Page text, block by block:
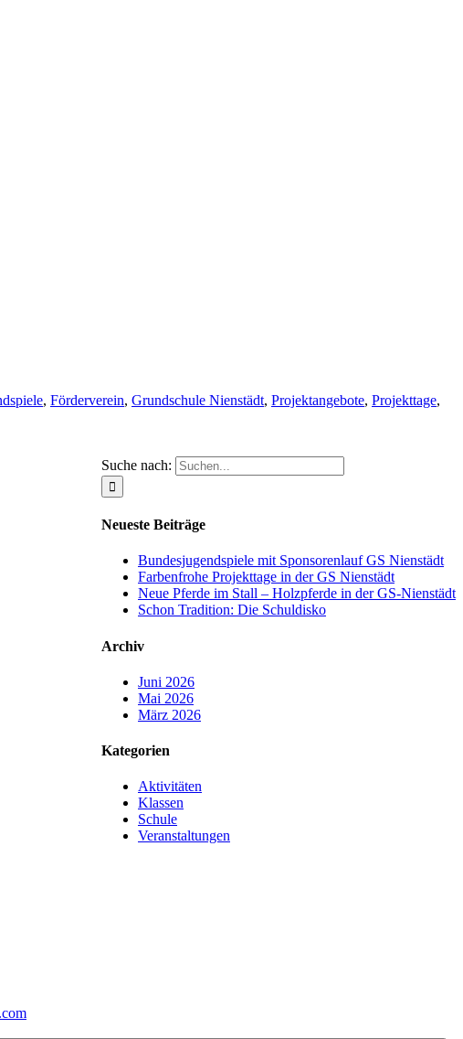
, Förderverein, Grundschule Nienstädt, Projektangebote, Projekttage,
Suche nach:
Neueste Beiträge
Bundesjugendspiele mit Sponsorenlauf GS Nienstädt
Farbenfrohe Projekttage in der GS Nienstädt
Neue Pferde im Stall – Holzpferde in der GS-Nienstädt
Schon Tradition: Die Schuldisko
Archiv
Juni 2026
Mai 2026
März 2026
Kategorien
Aktivitäten
Klassen
Schule
Veranstaltungen